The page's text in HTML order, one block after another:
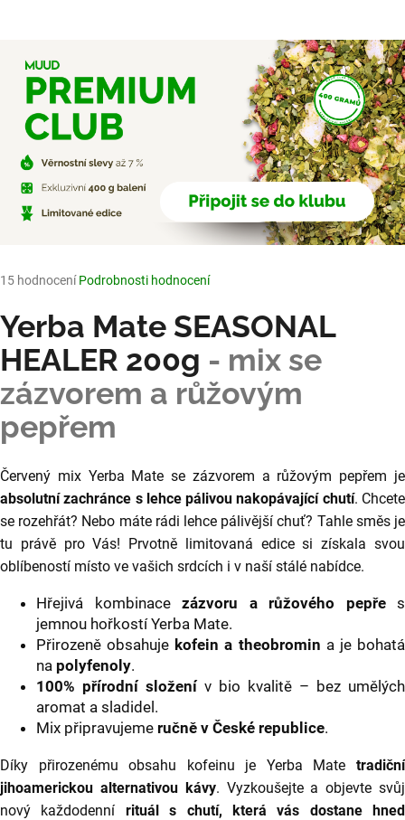
Průměrné
produktu
je
4,9
hvězdiček.
15 hodnocení Podrobnosti hodnocení
Yerba Mate SEASONAL
HEALER 200g - mix se
zázvorem a růžovým
pepřem
Červený mix Yerba Mate se zázvorem a růžovým pepřem je
absolutní zachránce s lehce pálivou nakopávající chutí. Chcete
se rozehřát? Nebo máte rádi lehce pálivější chuť? Tahle směs je
tu právě pro Vás! Prvotně limitovaná edice si získala svou
oblíbeností místo ve vašich srdcích i v naší stálé nabídce.
Hřejivá kombinace zázvoru a růžového pepřes
jemnou hořkostí Yerba Mate.
Přirozeně obsahuje kofein a theobromin a je bohatá
na polyfenoly.
100% přírodní složenív bio kvalitě – bez umělých
aromat a sladidel.
Mix připravujeme ručně v České republice.
Díky přirozenému obsahu kofeinu je Yerba Mate tradiční
jihoamerickou alternativou kávy. Vyzkoušejte a objevte svůj
nový každodenní rituál s chutí, která vás dostane hned
a
t
?
D
o
p
o
r
č
u
j
e
m
e
MUUD
TESTERPACK
390
Kč